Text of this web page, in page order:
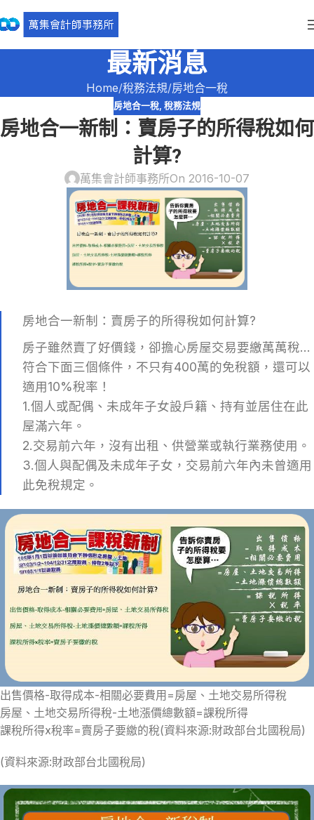
最新消息
Home 稅務法規 房地合一稅
房地合一稅, 稅務法規
房地合一新制：賣房子的所得稅如何
計算?
萬集會計師事務所On 2016-10-07
房地合一新制：賣房子的所得稅如何計算?
房子雖然賣了好價錢，卻擔心房屋交易要繳萬萬稅…
符合下面三個條件，不只有400萬的免稅額，還可以
適用10%稅率！
1.個人或配偶、未成年子女設戶籍、持有並居住在此
屋滿六年。
2.交易前六年，沒有出租、供營業或執行業務使用。
3.個人與配偶及未成年子女，交易前六年內未曾適用
此免稅規定。
出售價格-取得成本-相關必要費用=房屋、土地交易所得稅
房屋、土地交易所得稅-土地漲價總數額=課稅所得
課稅所得x稅率=賣房子要繳的稅(資料來源:財政部台北國稅局)
(資料來源:財政部台北國稅局)